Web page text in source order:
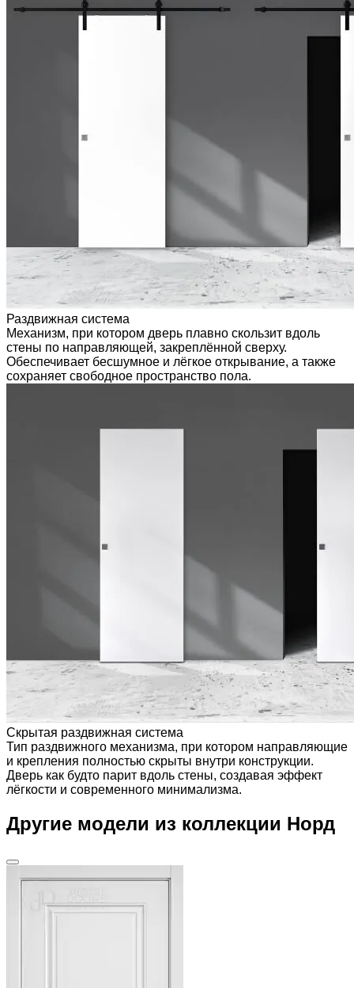
Раздвижная система
Механизм, при котором дверь плавно скользит вдоль
стены по направляющей, закреплённой сверху.
Обеспечивает бесшумное и лёгкое открывание, а также
сохраняет свободное пространство пола.
Скрытая раздвижная система
Тип раздвижного механизма, при котором направляющие
и крепления полностью скрыты внутри конструкции.
Дверь как будто парит вдоль стены, создавая эффект
лёгкости и современного минимализма.
Другие модели из коллекции Норд